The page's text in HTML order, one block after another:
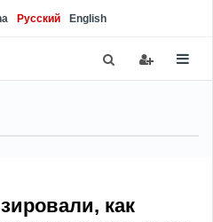
Русский English
как